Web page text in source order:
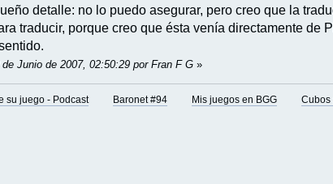
detalle: no lo puedo asegurar, pero creo que la
traducir, porque creo que ésta venía directamente de
Junio de 2007, 02:50:29 por Fran F G »
su juego - Podcast Baronet #94 Mis juegos en BGG Cubos